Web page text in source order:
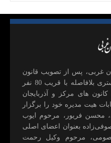
غربی، پس از تصويب قانون
كيفيت اخذ پروانه وكالت دادگستری بلافاصله با قريب 80 نفر
های مركز و آذربايجان
20 اولين انتخابات هيت مديره خود را برگزار
محسن فريور، مرحوم ايوب
بعنوان اعضای اصلی
مرحوم وکیل رحمت